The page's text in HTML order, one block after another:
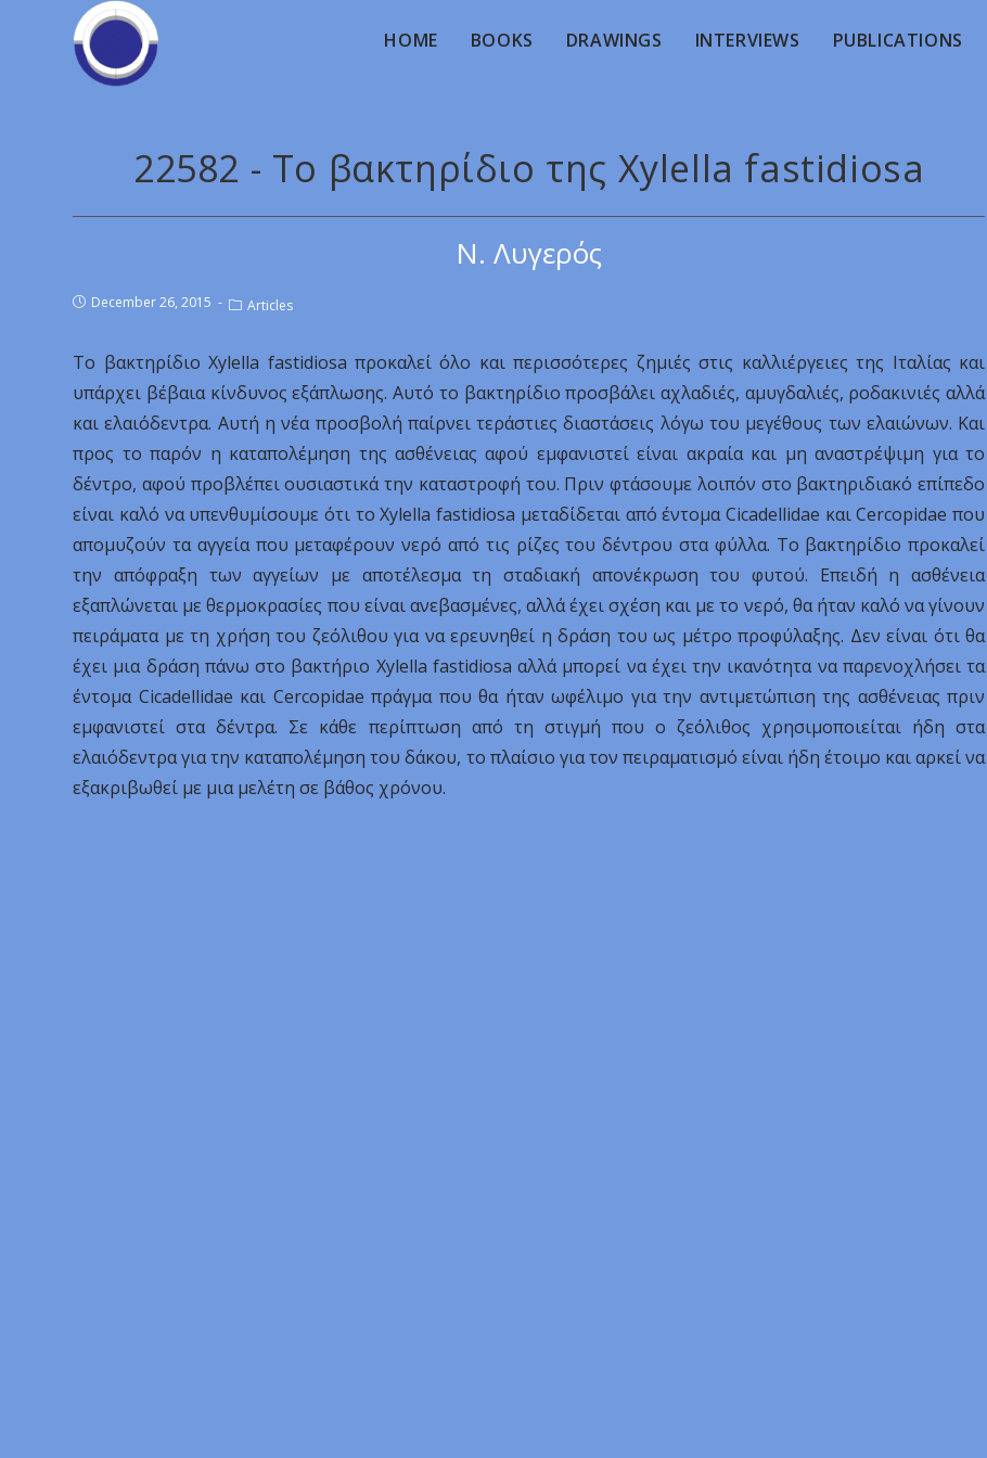
HOME BOOKS DRAWINGS INTERVIEWS PUBLICATIONS
22582 - Το βακτηρίδιο της Xylella fastidiosa
Ν. Λυγερός
December 26, 2015 Articles
Το βακτηρίδιο Xylella fastidiosa προκαλεί όλο και περισσότερες ζημιές στις καλλιέργειες της Ιταλίας και
υπάρχει βέβαια κίνδυνος εξάπλωσης. Αυτό το βακτηρίδιο προσβάλει αχλαδιές, αμυγδαλιές, ροδακινιές αλλά
και ελαιόδεντρα. Αυτή η νέα προσβολή παίρνει τεράστιες διαστάσεις λόγω του μεγέθους των ελαιώνων. Και
προς το παρόν η καταπολέμηση της ασθένειας αφού εμφανιστεί είναι ακραία και μη αναστρέψιμη για το
δέντρο, αφού προβλέπει ουσιαστικά την καταστροφή του. Πριν φτάσουμε λοιπόν στο βακτηριδιακό επίπεδο
είναι καλό να υπενθυμίσουμε ότι το Xylella fastidiosa μεταδίδεται από έντομα Cicadellidae και Cercopidae που
απομυζούν τα αγγεία που μεταφέρουν νερό από τις ρίζες του δέντρου στα φύλλα. Το βακτηρίδιο προκαλεί
την απόφραξη των αγγείων με αποτέλεσμα τη σταδιακή απονέκρωση του φυτού. Επειδή η ασθένεια
εξαπλώνεται με θερμοκρασίες που είναι ανεβασμένες, αλλά έχει σχέση και με το νερό, θα ήταν καλό να γίνουν
πειράματα με τη χρήση του ζεόλιθου για να ερευνηθεί η δράση του ως μέτρο προφύλαξης. Δεν είναι ότι θα
έχει μια δράση πάνω στο βακτήριο Xylella fastidiosa αλλά μπορεί να έχει την ικανότητα να παρενοχλήσει τα
έντομα Cicadellidae και Cercopidae πράγμα που θα ήταν ωφέλιμο για την αντιμετώπιση της ασθένειας πριν
εμφανιστεί στα δέντρα. Σε κάθε περίπτωση από τη στιγμή που ο ζεόλιθος χρησιμοποιείται ήδη στα
ελαιόδεντρα για την καταπολέμηση του δάκου, το πλαίσιο για τον πειραματισμό είναι ήδη έτοιμο και αρκεί να
εξακριβωθεί με μια μελέτη σε βάθος χρόνου.